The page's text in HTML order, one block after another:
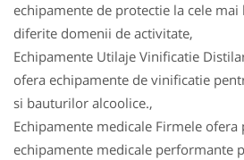
echipamente de protectie la cele
diferite domenii de activitate,
Echipamente Utilaje Vinificatie
ofera echipamente de vinificatie
si bauturilor alcoolice.,
Echipamente medicale Firmele ofera
echipamente medicale performante